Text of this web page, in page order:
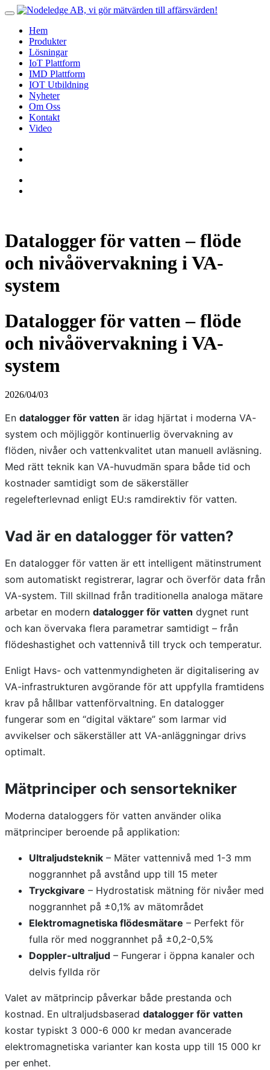
Hem
Produkter
Lösningar
IoT Plattform
IMD Plattform
IOT Utbildning
Nyheter
Om Oss
Kontakt
Video
Datalogger för vatten – flöde
och nivåövervakning i VA-
system
Datalogger för vatten – flöde
och nivåövervakning i VA-
system
2026/04/03
En datalogger för vatten är idag hjärtat i moderna VA-
system och möjliggör kontinuerlig övervakning av
flöden, nivåer och vattenkvalitet utan manuell avläsning.
Med rätt teknik kan VA-huvudmän spara både tid och
kostnader samtidigt som de säkerställer
regelefterlevnad enligt EU:s ramdirektiv för vatten.
Vad är en datalogger för vatten?
En datalogger för vatten är ett intelligent mätinstrument
som automatiskt registrerar, lagrar och överför data från
VA-system. Till skillnad från traditionella analoga mätare
arbetar en modern datalogger för vatten dygnet runt
och kan övervaka flera parametrar samtidigt – från
flödeshastighet och vattennivå till tryck och temperatur.
Enligt Havs- och vattenmyndigheten är digitalisering av
VA-infrastrukturen avgörande för att uppfylla framtidens
krav på hållbar vattenförvaltning. En datalogger
fungerar som en “digital väktare” som larmar vid
avvikelser och säkerställer att VA-anläggningar drivs
optimalt.
Mätprinciper och sensortekniker
Moderna dataloggers för vatten använder olika
mätprinciper beroende på applikation:
Ultraljudsteknik – Mäter vattennivå med 1-3 mm
noggrannhet på avstånd upp till 15 meter
Tryckgivare – Hydrostatisk mätning för nivåer med
noggrannhet på ±0,1% av mätområdet
Elektromagnetiska flödesmätare – Perfekt för
fulla rör med noggrannhet på ±0,2-0,5%
Doppler-ultraljud – Fungerar i öppna kanaler och
delvis fyllda rör
Valet av mätprincip påverkar både prestanda och
kostnad. En ultraljudsbaserad datalogger för vatten
kostar typiskt 3 000-6 000 kr medan avancerade
elektromagnetiska varianter kan kosta upp till 15 000 kr
per enhet.